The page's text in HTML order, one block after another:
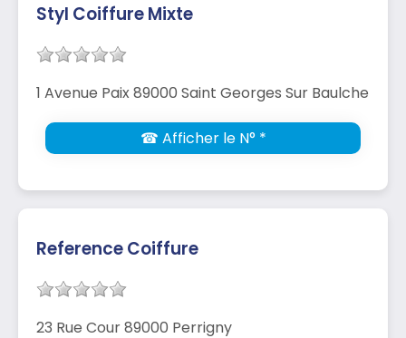
Styl Coiffure Mixte
1 Avenue Paix 89000 Saint Georges Sur Baulche
☎ Afficher le N° *
Reference Coiffure
23 Rue Cour 89000 Perrigny